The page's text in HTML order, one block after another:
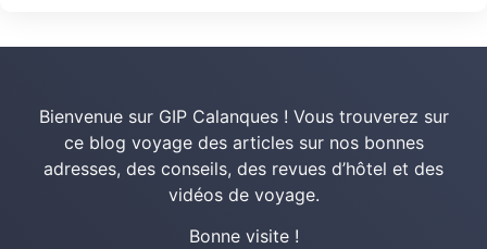
Bienvenue sur GIP Calanques ! Vous trouverez sur
ce blog voyage des articles sur nos bonnes
adresses, des conseils, des revues d’hôtel et des
vidéos de voyage.
Bonne visite !